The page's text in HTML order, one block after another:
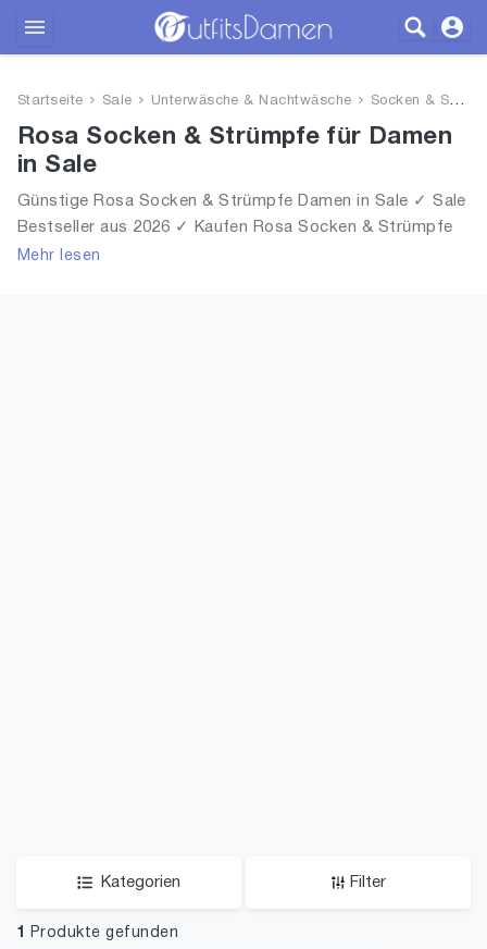
Bekleidung
Schuhe
Startseite Sale Unterwäsche & Nachtwäsche Socken & Strümpfe
Rosa Socken & Strümpfe für Damen
in Sale
Günstige Rosa Socken & Strümpfe Damen in Sale ✓ Sale
Bestseller aus 2026 ✓ Kaufen Rosa Socken & Strümpfe
für Frauen in Sale!
Mehr lesen
Kategorien Filter
1 Produkte gefunden